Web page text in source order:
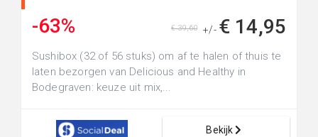
-63% +/- € 14,95
€ 39,60
Sushibox (32 of 56 stuks) om af te halen of thuis te
laten bezorgen van Delicious and Healthy in
Bodegraven: keuze uit mix,...
Bekijk